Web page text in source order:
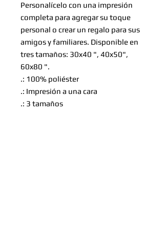
Personalícelo con una impresión
completa para agregar su toque
personal o crear un regalo para sus
amigos y familiares. Disponible en
tres tamaños: 30x40 ", 40x50",
60x80 ".
.: 100% poliéster
.: Impresión a una cara
.: 3 tamaños